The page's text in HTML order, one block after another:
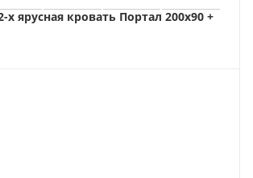
ярусная кровать Портал 200х90 +